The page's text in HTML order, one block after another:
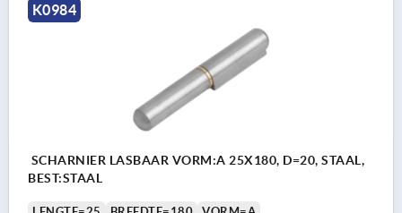
K0984
SCHARNIER LASBAAR VORM:A 25X180, D=20, STAAL,
BEST:STAAL